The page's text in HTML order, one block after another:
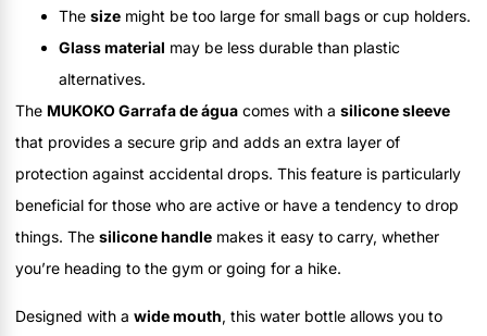
The size might be too large for small bags or cup holders.
Glass material may be less durable than plastic
alternatives.
The MUKOKO Garrafa de água comes with a silicone sleeve
that provides a secure grip and adds an extra layer of
protection against accidental drops. This feature is particularly
beneficial for those who are active or have a tendency to drop
things. The silicone handle makes it easy to carry, whether
you’re heading to the gym or going for a hike.
Designed with a wide mouth, this water bottle allows you to